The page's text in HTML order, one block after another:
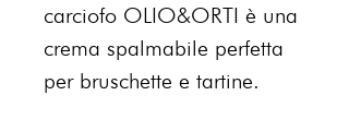
carciofo OLIO&ORTI è una
crema spalmabile perfetta
per bruschette e tartine.